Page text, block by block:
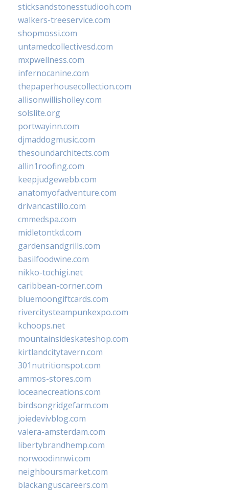
sticksandstonesstudiooh.com
walkers-treeservice.com
shopmossi.com
untamedcollectivesd.com
mxpwellness.com
infernocanine.com
thepaperhousecollection.com
allisonwillisholley.com
solslite.org
portwayinn.com
djmaddogmusic.com
thesoundarchitects.com
allin1roofing.com
keepjudgewebb.com
anatomyofadventure.com
drivancastillo.com
cmmedspa.com
midletontkd.com
gardensandgrills.com
basilfoodwine.com
nikko-tochigi.net
caribbean-corner.com
bluemoongiftcards.com
rivercitysteampunkexpo.com
kchoops.net
mountainsideskateshop.com
kirtlandcitytavern.com
301nutritionspot.com
ammos-stores.com
loceanecreations.com
birdsongridgefarm.com
joiedevivblog.com
valera-amsterdam.com
libertybrandhemp.com
norwoodinnwi.com
neighboursmarket.com
blackanguscareers.com